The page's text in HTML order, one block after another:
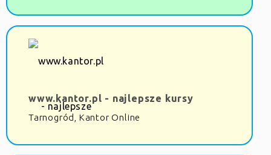
www.kantor.pl - najlepsze kursy
Tarnogród, Kantor Online